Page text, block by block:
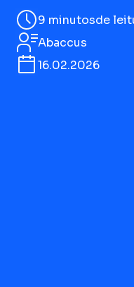
9 minutosde
Abaccus
16.02.2026